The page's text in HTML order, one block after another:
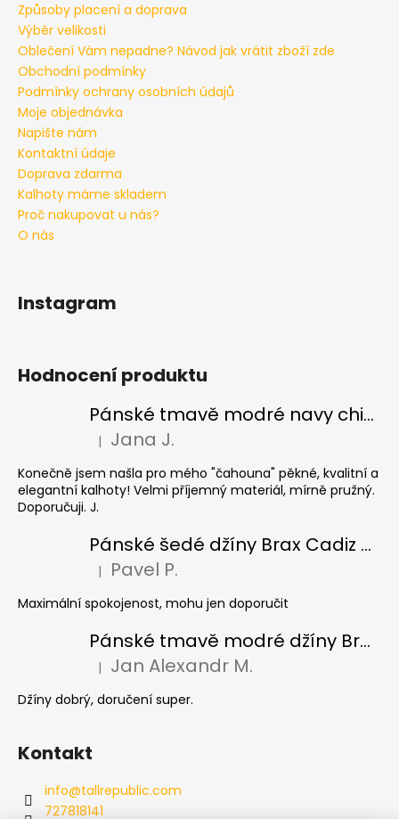
Způsoby placení a doprava
Výběr velikosti
Oblečení Vám nepadne? Návod jak vrátit zboží zde
Obchodní podmínky
Podmínky ochrany osobních údajů
Moje objednávka
Napište nám
Kontaktní údaje
Doprava zdarma
Kalhoty máme skladem
Proč nakupovat u nás?
O nás
Instagram
Hodnocení produktu
Pánské tmavě modré navy chinos Ed Baxter, prodloužené
Hodnocení produktu je 5 z 5 hvězdiček.
| Jana J.
Konečně jsem našla pro mého "čahouna" pěkné, kvalitní a
elegantní kalhoty! Velmi příjemný materiál, mírně pružný.
Doporučuji. J.
Pánské šedé džíny Brax Cadiz Grey smoke, prodloužené
Hodnocení produktu je 5 z 5 hvězdiček.
| Pavel P.
Maximální spokojenost, mohu jen doporučit
Pánské tmavě modré džíny Brax Cadiz Dark blue, prodloužené
Hodnocení produktu je 5 z 5 hvězdiček.
| Jan Alexandr M.
Džíny dobrý, doručení super.
Kontakt
info@tallrepublic.com
727818141